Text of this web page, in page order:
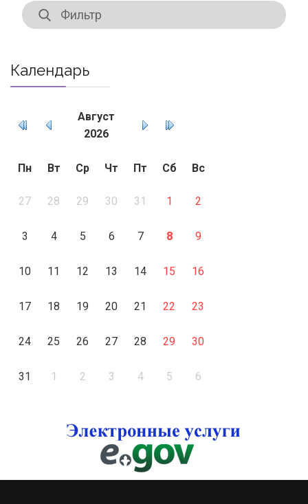
Календарь
Август
2026
Пн Вт Ср Чт Пт Сб Вс
27 28 29 30 31 1 2
3 4 5 6 7 8 9
10 11 12 13 14 15 16
17 18 19 20 21 22 23
24 25 26 27 28 29 30
31 1 2 3 4 5 6